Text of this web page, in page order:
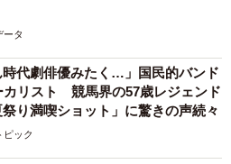
ータ
時代劇俳優みたく…」国民的バンド
カリスト 競馬界の57歳レジェンド
り満喫ショット」に驚きの声続々
ピック